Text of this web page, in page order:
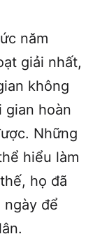
năm
giải nhất,
không
gian hoàn
Những
hiểu làm
họ đã
ngày để